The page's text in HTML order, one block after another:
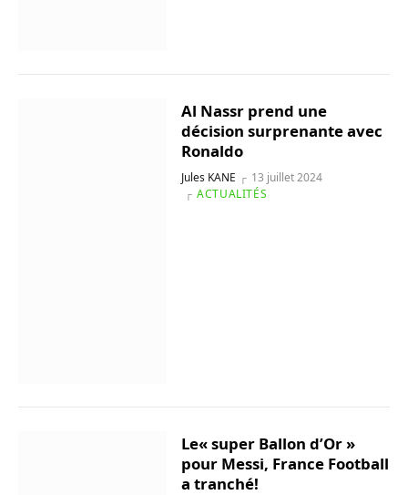
Al Nassr prend une
décision surprenante avec
Ronaldo
Jules KANE
13 juillet 2024
ACTUALITÉS
Le« super Ballon d’Or »
pour Messi, France Football
a tranché!